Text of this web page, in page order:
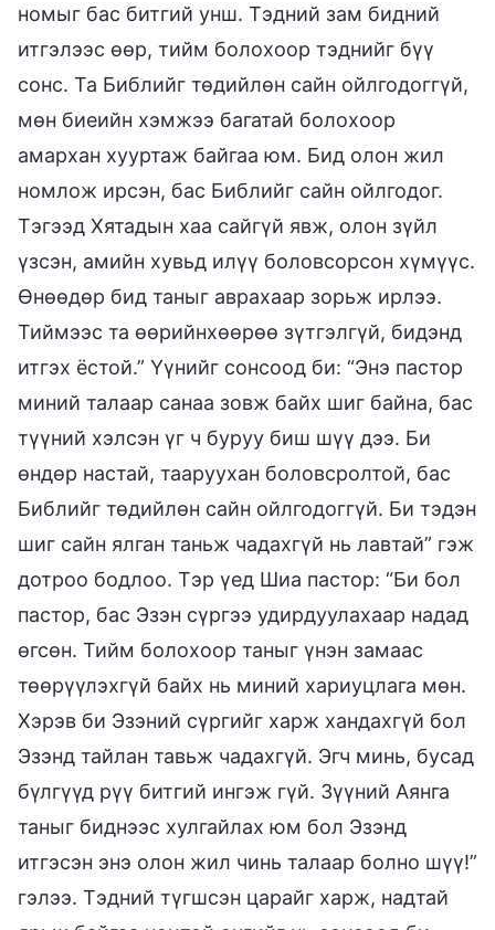
номыг бас битгий унш. Тэдний зам бидний
итгэлээс өөр, тийм болохоор тэднийг бүү
сонс. Та Библийг төдийлөн сайн ойлгодоггүй,
мөн биеийн хэмжээ багатай болохоор
амархан хууртаж байгаа юм. Бид олон жил
номлож ирсэн, бас Библийг сайн ойлгодог.
Тэгээд Хятадын хаа сайгүй явж, олон зүйл
үзсэн, амийн хувьд илүү боловсорсон хүмүүс.
Өнөөдөр бид таныг аврахаар зорьж ирлээ.
Тиймээс та өөрийнхөөрөө зүтгэлгүй, бидэнд
итгэх ёстой.” Үүнийг сонсоод би: “Энэ пастор
миний талаар санаа зовж байх шиг байна, бас
түүний хэлсэн үг ч буруу биш шүү дээ. Би
өндөр настай, тааруухан боловсролтой, бас
Библийг төдийлөн сайн ойлгодоггүй. Би тэдэн
шиг сайн ялган таньж чадахгүй нь лавтай” гэж
дотроо бодлоо. Тэр үед Шиа пастор: “Би бол
пастор, бас Эзэн сүргээ удирдуулахаар надад
өгсөн. Тийм болохоор таныг үнэн замаас
төөрүүлэхгүй байх нь миний хариуцлага мөн.
Хэрэв би Эзэний сүргийг харж хандахгүй бол
Эзэнд тайлан тавьж чадахгүй. Эгч минь, бусад
бүлгүүд рүү битгий ингэж гүй. Зүүний Аянга
таныг биднээс хулгайлах юм бол Эзэнд
итгэсэн энэ олон жил чинь талаар болно шүү!”
гэлээ. Тэдний түгшсэн царайг харж, надтай